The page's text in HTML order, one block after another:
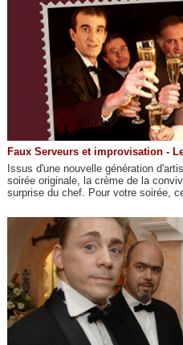
Faux Serveurs et improvisation -
Issus d'une nouvelle génération
soirée originale, la crème de la
surprise du chef. Pour votre soirée,